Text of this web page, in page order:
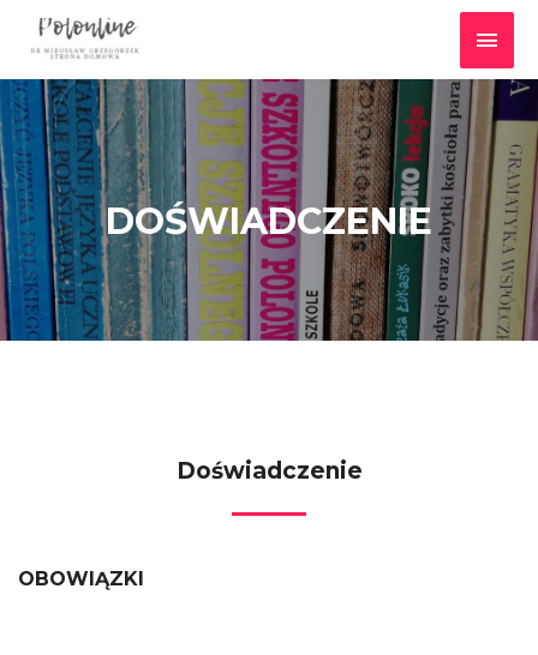
DOŚWIADCZENIE
Doświadczenie
OBOWIĄZKI